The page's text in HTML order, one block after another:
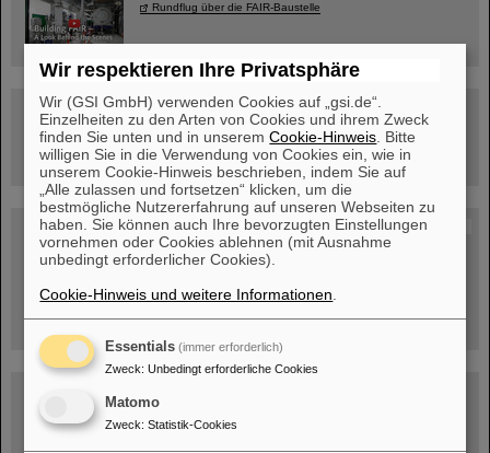
Rundflug über die FAIR-Baustelle
Besichtigung von GSI/FAIR –
jetzt Termin buchen!
Blog Beam On
Menschen ...hinter GSI und FAIR.
Wir respektieren Ihre Privatsphäre
Wir (GSI GmbH) verwenden Cookies auf „gsi.de“.
Einzelheiten zu den Arten von Cookies und ihrem Zweck
finden Sie unten und in unseremCookie-Hinweis . Bitte
willigen Sie in die Verwendung von Cookies ein, wie in
unserem Cookie-Hinweis beschrieben, indem Sie auf
„Alle zulassen und fortsetzen“ klicken, um die
bestmögliche Nutzererfahrung auf unseren Webseiten zu
haben. Sie können auch Ihre bevorzugten Einstellungen
vornehmen oder Cookies ablehnen (mit Ausnahme
unbedingt erforderlicher Cookies).
Cookie-Hinweis und weitere Informationen
Essentials (immer erforderlich)
Zweck: Unbedingt erforderliche Cookies
Matomo
Zweck: Statistik-Cookies